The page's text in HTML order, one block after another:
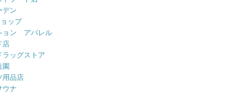
デン
ップ
ョン アパレル
店
ッグストア
用品店
ナ